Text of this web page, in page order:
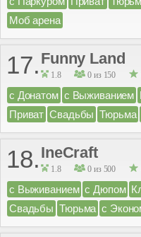
Моб арена
17. Funny Land
1.8 0 из 150
с Донатом с Выживанием
Приват Свадьбы Тюрьма
18. IneCraft
1.8 0 из 500
с Выживанием с Дюпом
Свадьбы Тюрьма с